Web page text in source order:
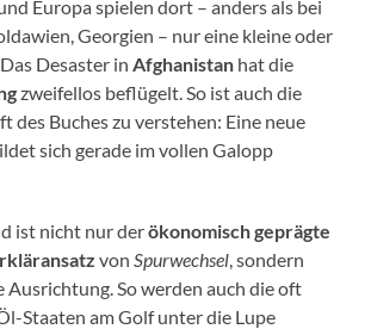
Europa spielen dort – anders als bei
Georgien – nur eine kleine oder
Desaster in Afghanistan hat die
zweifellos beflügelt. So ist auch die
des Buches zu verstehen: Eine neue
sich gerade im vollen Galopp
ist nicht nur derökonomisch geprägte
von Spurwechsel , sondern
Ausrichtung. So werden auch die oft
Staaten am Golf unter die Lupe